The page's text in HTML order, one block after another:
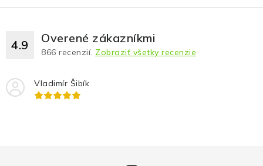
4.9 Overené zákazníkmi
866 recenzií. Zobraziť všetky recenzie
Vladimír Šibík